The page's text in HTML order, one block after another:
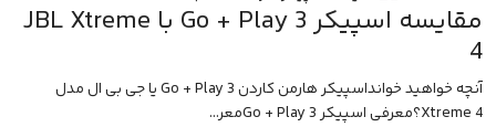
مقایسه اسپیکر Go + Play 3 با JBL Xtreme
4
آنچه خواهید خوانداسپیکر هارمن کاردن Go + Play 3 یا جی بی ال مدل
Xtreme 4؟معرفی اسپیکر Go + Play 3معر...